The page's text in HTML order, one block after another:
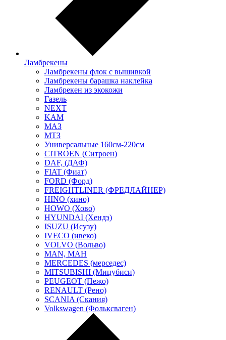
Ламбрекены
Ламбрекены флок с вышивкой
Ламбрекены барашка наклейка
Ламбрекен из экокожи
Газель
NEXT
KAM
МАЗ
МТЗ
Универсальные 160см-220см
CITROEN (Ситроен)
DAF, (ДАФ)
FIAT (Фиат)
FORD (Форд)
FREIGHTLINER (ФРЕДЛАЙНЕР)
HINO (хино)
HOWO (Хово)
HYUNDAI (Хендэ)
ISUZU (Исузу)
IVECO (ивеко)
VOLVO (Вольво)
MAN, МАН
MERCEDES (мерседес)
MITSUBISHI (Мицубиси)
PEUGEOT (Пежо)
RENAULT (Рено)
SCANIA (Скания)
Volkswagen (Фольксваген)